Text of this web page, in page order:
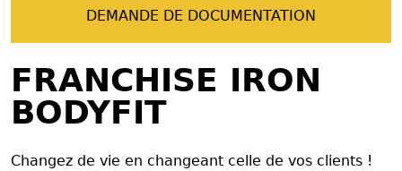
DEMANDE DE DOCUMENTATION
FRANCHISE IRON
BODYFIT
Changez de vie en changeant celle de vos clients !